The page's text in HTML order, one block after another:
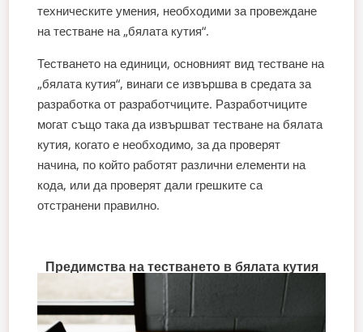
техническите умения, необходими за провеждане
на тестване на „бялата кутия“.
Тестването на единици, основният вид тестване на
„бялата кутия“, винаги се извършва в средата за
разработка от разработчиците. Разработчиците
могат също така да извършват тестване на бялата
кутия, когато е необходимо, за да проверят
начина, по който работят различни елементи на
кода, или да проверят дали грешките са
отстранени правилно.
Предимства на тестването в бялата кутия